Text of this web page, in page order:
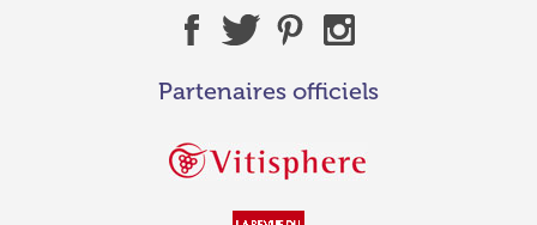
Partenaires officiels